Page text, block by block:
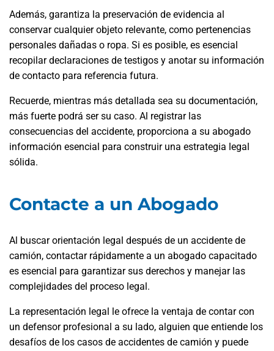
Además, garantiza la preservación de evidencia al
conservar cualquier objeto relevante, como pertenencias
personales dañadas o ropa. Si es posible, es esencial
recopilar declaraciones de testigos y anotar su información
de contacto para referencia futura.
Recuerde, mientras más detallada sea su documentación,
más fuerte podrá ser su caso. Al registrar las
consecuencias del accidente, proporciona a su abogado
información esencial para construir una estrategia legal
sólida.
Contacte a un Abogado
Al buscar orientación legal después de un accidente de
camión, contactar rápidamente a un abogado capacitado
es esencial para garantizar sus derechos y manejar las
complejidades del proceso legal.
La representación legal le ofrece la ventaja de contar con
un defensor profesional a su lado, alguien que entiende los
desafíos de los casos de accidentes de camión y puede